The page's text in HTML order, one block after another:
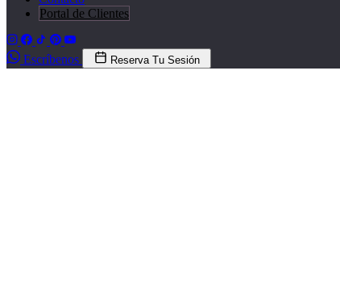
Portal de Clientes
Escríbenos Reserva Tu Sesión